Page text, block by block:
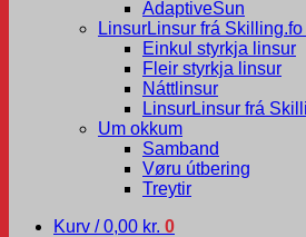
AdaptiveSun
LinsurLinsur frá
Einkul styrkja linsur
Fleir styrkja linsur
Náttlinsur
LinsurLinsur frá
Um okkum
Samband
Vøru útbering
Treytir
Kurv /0,00 kr. 0